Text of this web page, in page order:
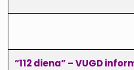
“112 diena” – VUGD